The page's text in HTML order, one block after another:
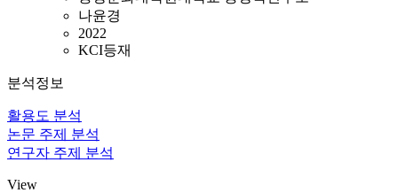
나윤경
2022
KCI등재
분석정보
활용도 분석
논문 주제 분석
연구자 주제 분석
View